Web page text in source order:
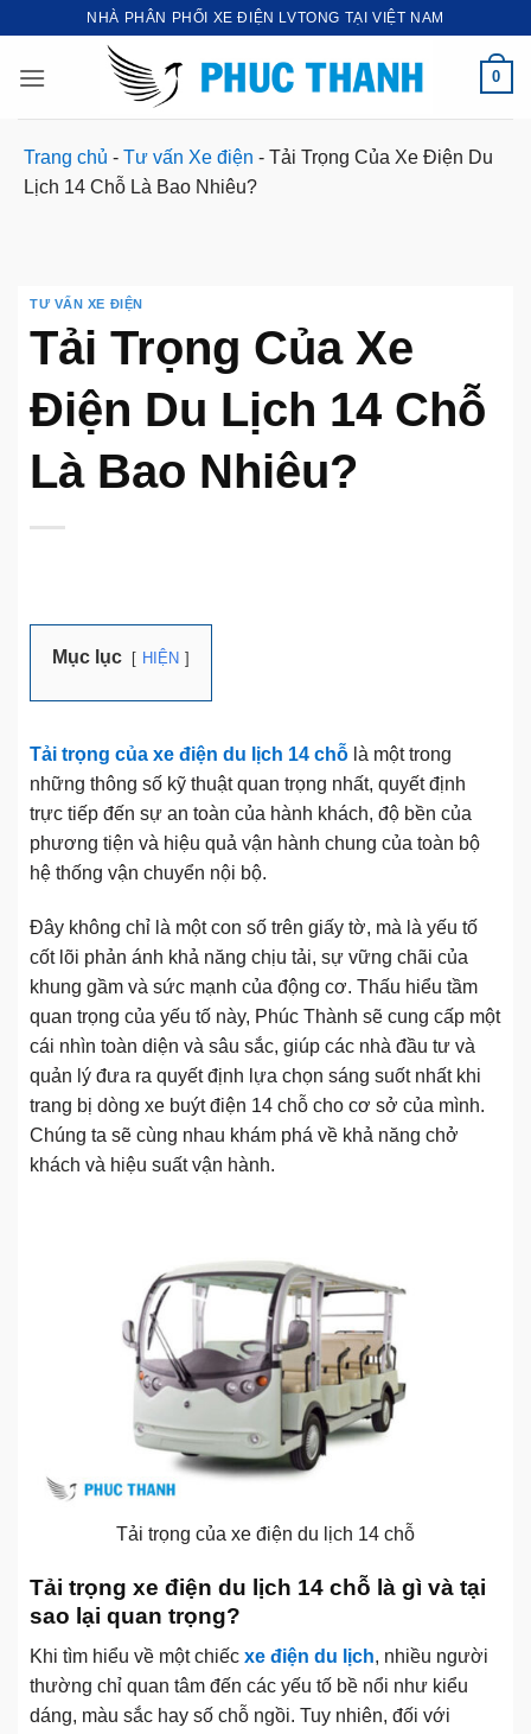
nội
NHÀ PHÂN PHỐI XE ĐIỆN LVTONG TẠI VIỆT NAM
0
Trang chủ - Tư vấn Xe điện - Tải Trọng Của Xe Điện Du
Lịch 14 Chỗ Là Bao Nhiêu?
TƯ VẤN XE ĐIỆN
Tải Trọng Của Xe
Điện Du Lịch 14 Chỗ
Là Bao Nhiêu?
Mục lục HIỆN
Tải trọng của xe điện du lịch 14 chỗ là một trong
những thông số kỹ thuật quan trọng nhất, quyết định
trực tiếp đến sự an toàn của hành khách, độ bền của
phương tiện và hiệu quả vận hành chung của toàn bộ
hệ thống vận chuyển nội bộ.
Đây không chỉ là một con số trên giấy tờ, mà là yếu tố
cốt lõi phản ánh khả năng chịu tải, sự vững chãi của
khung gầm và sức mạnh của động cơ. Thấu hiểu tầm
quan trọng của yếu tố này, Phúc Thành sẽ cung cấp một
cái nhìn toàn diện và sâu sắc, giúp các nhà đầu tư và
quản lý đưa ra quyết định lựa chọn sáng suốt nhất khi
trang bị dòng xe buýt điện 14 chỗ cho cơ sở của mình.
Chúng ta sẽ cùng nhau khám phá về khả năng chở
khách và hiệu suất vận hành.
Tải trọng của xe điện du lịch 14 chỗ
Tải trọng xe điện du lịch 14 chỗ là gì và tại
sao lại quan trọng?
Khi tìm hiểu về một chiếc xe điện du lịch, nhiều người
thường chỉ quan tâm đến các yếu tố bề nổi như kiểu
dáng, màu sắc hay số chỗ ngồi. Tuy nhiên, đối với